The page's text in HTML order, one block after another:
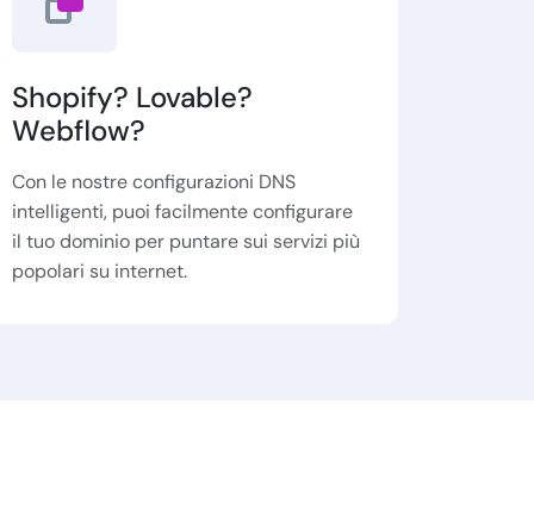
Shopify? Lovable?
Webflow?
Con le nostre configurazioni DNS
intelligenti, puoi facilmente configurare
il tuo dominio per puntare sui servizi più
popolari su internet.